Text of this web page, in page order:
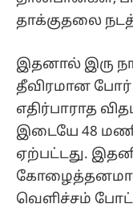
தாக்குதலை
இதனால் இரு
தீவிரமான போர்
எதிர்பாராத
இடையே 48
ஏற்பட்டது.
வெளிச்சம்